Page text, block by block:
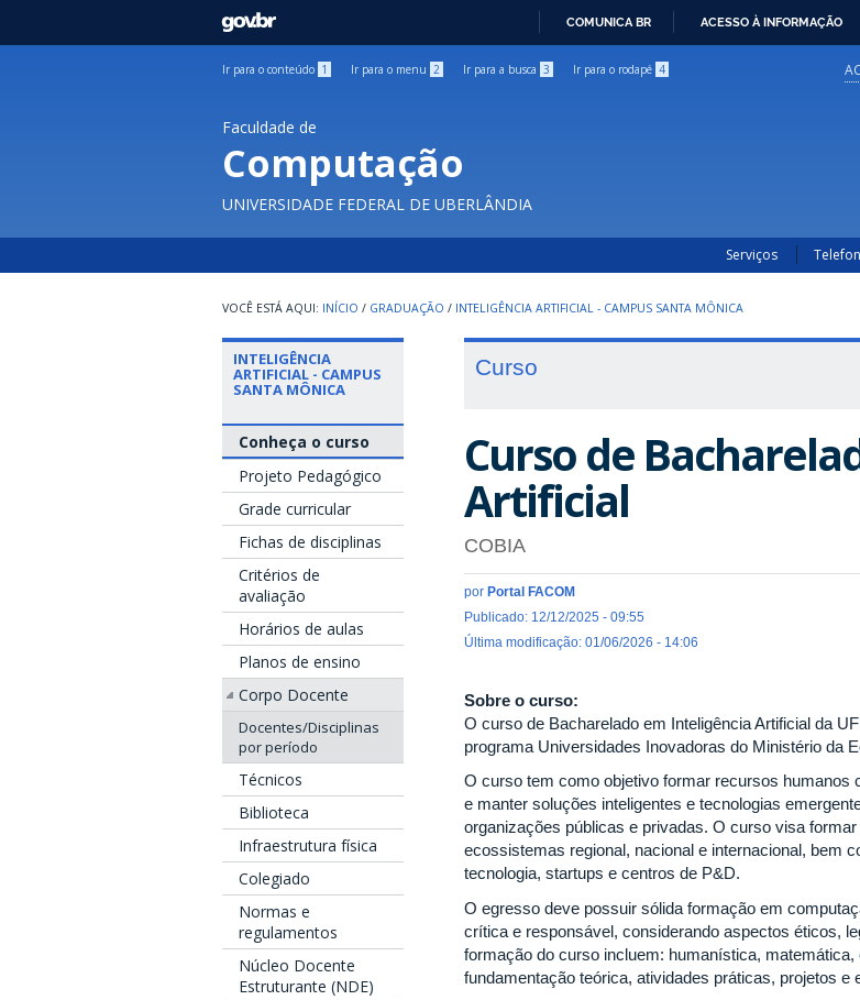
GOVBR
COMUNICA BR ACESSO À INFORMAÇÃO
Ir para o conteúdo 1 Ir para o menu 2 Ir para a busca 3 Ir para o rodapé 4
Faculdade de
Computação
UNIVERSIDADE FEDERAL DE UBERLÂNDIA
Serviços
INÍCIO / GRADUAÇÃO / INTELIGÊNCIA ARTIFICIAL - CAMPUS SANTA MÔNICA
INTELIGÊNCIA
ARTIFICIAL - CAMPUS
SANTA MÔNICA
Conheça o curso
Projeto Pedagógico
Grade curricular
Fichas de disciplinas
Critérios de
avaliação
Horários de aulas
Planos de ensino
Corpo Docente
Docentes/Disciplinas
por período
Técnicos
Biblioteca
Infraestrutura física
Colegiado
Normas e
regulamentos
Núcleo Docente
Estruturante (NDE)
Curso
Curso de
Artificial
COBIA
por Portal FACOM
Publicado: 12/12/2025 - 09:55
Última modificação: 01/06/2026 - 14:06
Sobre o curso:
O curso de Bacharelado em Inteligência Artificial da
programa Universidades Inovadoras do Ministério da
O curso tem como objetivo formar recursos humanos
e manter soluções inteligentes e tecnologias
organizações públicas e privadas. O curso visa
ecossistemas regional, nacional e internacional, bem
tecnologia, startups e centros de P&D.
O egresso deve possuir sólida formação em
crítica e responsável, considerando aspectos éticos,
formação do curso incluem: humanística,
fundamentação teórica, atividades práticas, projetos e